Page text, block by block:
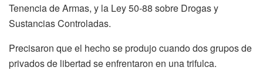
Tenencia de Armas, y la Ley 50-88 sobre Drogas y
Sustancias Controladas.
Precisaron que el hecho se produjo cuando dos grupos de
privados de libertad se enfrentaron en una trifulca.